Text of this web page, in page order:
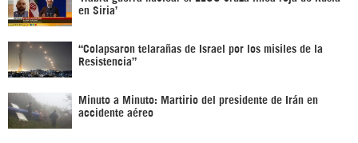
en Siria’‎
“Colapsaron telarañas de Israel por los misiles de la
Resistencia”
Minuto a Minuto: Martirio del presidente de Irán en
accidente aéreo